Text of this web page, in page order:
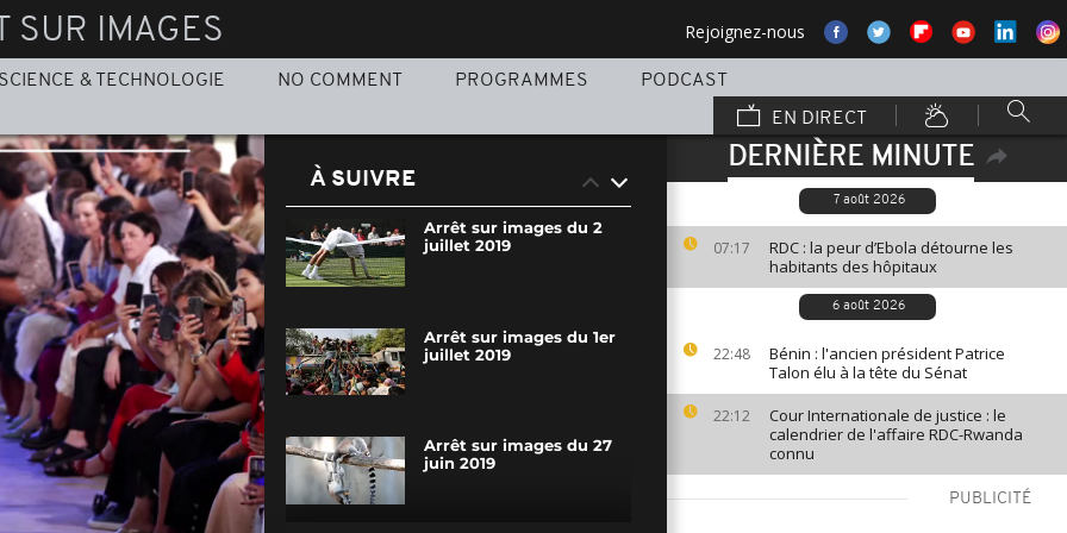
SUR IMAGES Rejoignez-nous
SCIENCE & TECHNOLOGIE NO COMMENT PROGRAMMES
PODCAST
EN DIRECT
DERNIÈRE MINUTE
7 août 2026
07:17
RDC : la peur d’Ebola détourne les
habitants des hôpitaux
6 août 2026
22:48
Bénin : l'ancien président Patrice
Talon élu à la tête du Sénat
22:12
Cour Internationale de justice : le
calendrier de l'affaire RDC-Rwanda
connu
PUBLICITÉ
À SUIVRE
Arrêt sur images du 2
juillet 2019
Arrêt sur images du 1er
juillet 2019
Arrêt sur images du 27
juin 2019